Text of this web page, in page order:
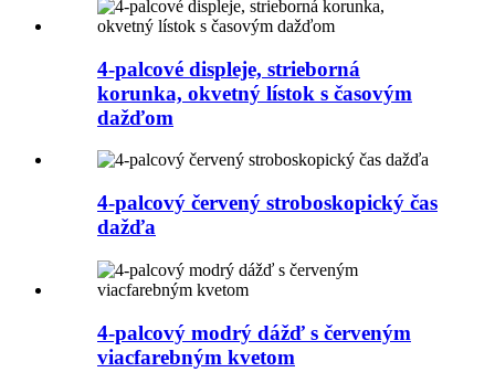
4-palcové displeje, strieborná
korunka, okvetný lístok s časovým
dažďom
4-palcový červený stroboskopický čas
dažďa
4-palcový modrý dážď s červeným
viacfarebným kvetom